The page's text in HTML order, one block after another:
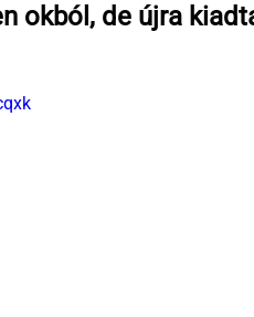
okból, de újra